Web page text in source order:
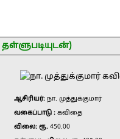
ஆசிரியர்:நா. முத்துக்குமார்
வகைப்பாடு :கவிதை
விலை: ரூ. 450.00